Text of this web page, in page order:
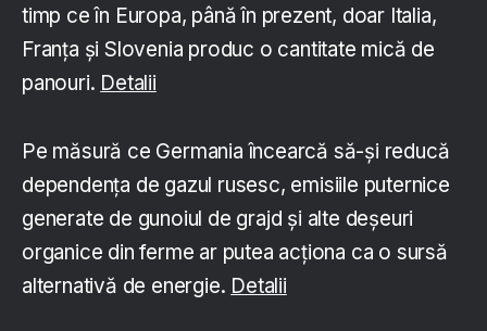
timp ce în Europa, până în prezent, doar Italia,
Franța și Slovenia produc o cantitate mică de
panouri. Detalii
Pe măsură ce Germania încearcă să-și reducă
dependența de gazul rusesc, emisiile puternice
generate de gunoiul de grajd și alte deșeuri
organice din ferme ar putea acționa ca o sursă
alternativă de energie. Detalii